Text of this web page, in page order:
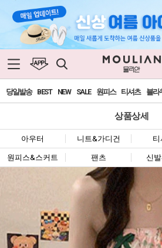
당일발송 BEST NEW SALE 원피스 티셔츠 블라
상품상세
아우터 니트&가디건 티
원피스&스커트 팬츠 신